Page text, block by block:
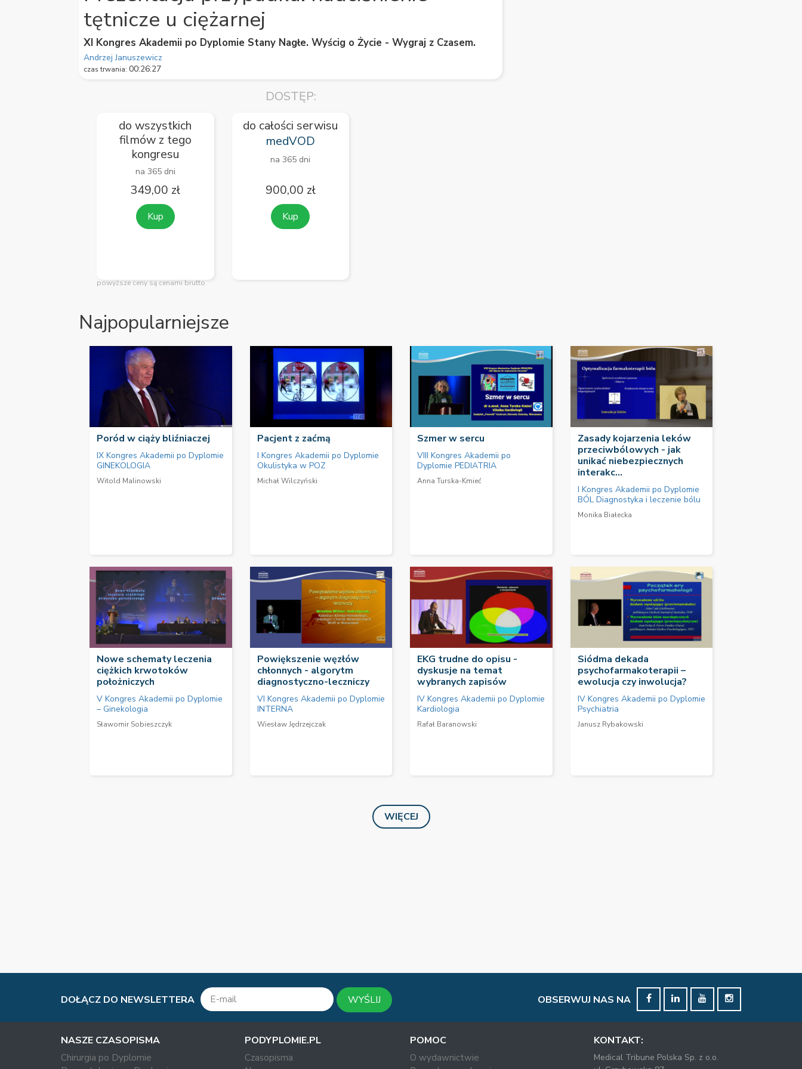
59
seconds
Volume
90%
tętnicze u ciężarnej
XI Kongres Akademii po Dyplomie Stany Nagłe. Wyścig o Życie - Wygraj z Czasem.
Andrzej Januszewicz
czas trwania: 00:26:27
DOSTĘP:
do wszystkich
filmów z tego
kongresu
na 365 dni
349,00 zł
Kup
do całości serwisu
medVOD
na 365 dni
900,00 zł
Kup
powyższe ceny są cenami brutto
Najpopularniejsze
Poród w ciąży bliźniaczej
IX Kongres Akademii po Dyplomie
GINEKOLOGIA
Witold Malinowski
Pacjent z zaćmą
I Kongres Akademii po Dyplomie
Okulistyka w POZ
Michał Wilczyński
Szmer w sercu
VIII Kongres Akademii po
Dyplomie PEDIATRIA
Anna Turska-Kmieć
Zasady kojarzenia leków
przeciwbólowych - jak
unikać niebezpiecznych
interakc...
I Kongres Akademii po Dyplomie
BÓL Diagnostyka i leczenie bólu
Monika Białecka
Nowe schematy leczenia
ciężkich krwotoków
położniczych
V Kongres Akademii po Dyplomie
– Ginekologia
Sławomir Sobieszczyk
Powiększenie węzłów
chłonnych - algorytm
diagnostyczno-leczniczy
VI Kongres Akademii po Dyplomie
INTERNA
Wiesław Jędrzejczak
EKG trudne do opisu -
dyskusje na temat
wybranych zapisów
IV Kongres Akademii po Dyplomie
Kardiologia
Rafał Baranowski
Siódma dekada
psychofarmakoterapii –
ewolucja czy inwolucja?
IV Kongres Akademii po Dyplomie
Psychiatria
Janusz Rybakowski
WIĘCEJ
DOŁĄCZ DO NEWSLETTERA WYŚLIJ OBSERWUJ NAS NA
NASZE CZASOPISMA
Chirurgia po Dyplomie
PODYPLOMIE.PL
Czasopisma
POMOC
O wydawnictwie
KONTAKT:
Medical Tribune Polska Sp. z o.o.